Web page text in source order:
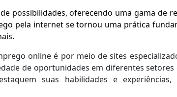
possibilidades, oferecendo uma gama de
pela internet se tornou uma prática
online é por meio de sites
de oportunidades em diferentes
suas habilidades e